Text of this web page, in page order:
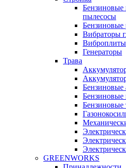
Бензиновые
пылесосы
Бензиновые
Вибраторы
Виброплиты
Генераторы
Трава
Бензиновые
Бензиновые
GREENWORKS